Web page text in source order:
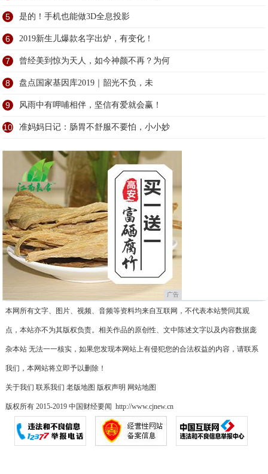
5 是的！手机也能做3D全息投影
6 2019新生儿爆款名字出炉，有变化！
7 曾经美到惊为天人，如今神颜不再？为何
8 盘点国家基因库2019｜韶光不负，未
9 风雨中有呷哺相伴，坚信有爱就会赢！
10 准妈妈日记：肠胃不舒服不要怕，小小妙
广告
本网所有文字、图片、视频、音频等资料均来自互联网，不代表本站赞同其观
点，本站亦不为其版权负责。相关作品的原创性、文中陈述文字以及内容数据庞
杂本站 无法一一核实，如果您发现本网站上有侵犯您的合法权益的内容，请联系
我们，本网站将立即予以删除！
关于我们 联系我们 老版地图 版权声明 网站地图
版权所有 2015-2019 中国财经要闻 http://www.cjnew.cn